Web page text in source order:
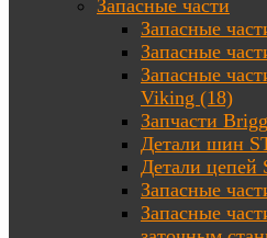
Запасные части
Запасные
Запасные
Запасные
Viking (18)
Запчасти
Детали шин
Детали цепей
Запасные
Запасные